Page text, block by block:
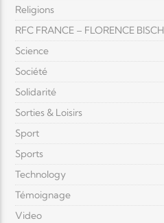
Religions
RFC FRANCE – FLORENCE BISCH
Science
Société
Solidarité
Sorties & Loisirs
Sport
Sports
Technology
Témoignage
Video